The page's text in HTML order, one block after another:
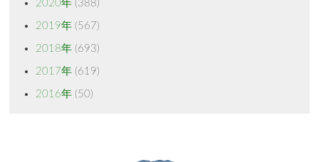
2020年(388)
2019年(567)
2018年(693)
2017年(619)
2016年(50)